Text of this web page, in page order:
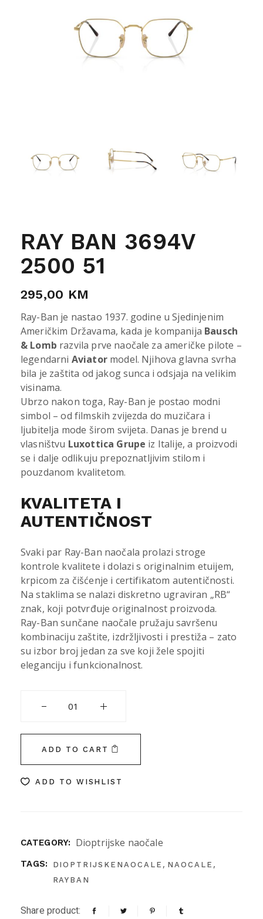
RAY BAN 3694V
2500 51
295,00 KM
Ray-Ban je nastao 1937. godine u Sjedinjenim
Američkim Državama, kada je kompanija Bausch
& Lomb razvila prve naočale za američke pilote –
legendarni Aviatormodel. Njihova glavna svrha
bila je zaštita od jakog sunca i odsjaja na velikim
visinama.
Ubrzo nakon toga, Ray-Ban je postao modni
simbol – od filmskih zvijezda do muzičara i
ljubitelja mode širom svijeta. Danas je brend u
vlasništvu Luxottica Grupe iz Italije, a proizvodi
se i dalje odlikuju prepoznatljivim stilom i
pouzdanom kvalitetom.
KVALITETA I
AUTENTIČNOST
Svaki par Ray-Ban naočala prolazi stroge
kontrole kvalitete i dolazi s originalnim etuijem,
krpicom za čišćenje i certifikatom autentičnosti.
Na staklima se nalazi diskretno ugraviran „RB“
znak, koji potvrđuje originalnost proizvoda.
Ray-Ban sunčane naočale pružaju savršenu
kombinaciju zaštite, izdržljivosti i prestiža – zato
su izbor broj jedan za sve koji žele spojiti
eleganciju i funkcionalnost.
ADD TO CART
ADD TO WISHLIST
CATEGORY: Dioptrijske naočale
TAGS: DIOPTRIJSKENAOCALE , NAOCALE ,
RAYBAN
Share product: